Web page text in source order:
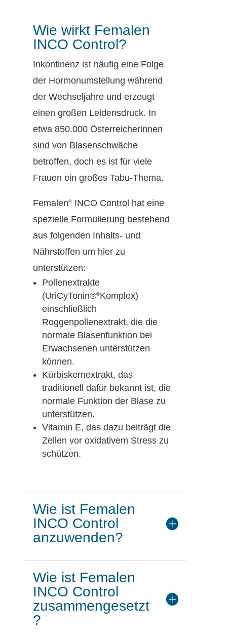
Wie wirkt Femalen
INCO Control?
Inkontinenz ist häufig eine Folge
der Hormonumstellung während
der Wechseljahre und erzeugt
einen großen Leidensdruck. In
etwa 850.000 Österreicherinnen
sind von Blasenschwäche
betroffen, doch es ist für viele
Frauen ein großes Tabu-Thema.
Femalen®INCO Control hat eine
spezielle Formulierung bestehend
aus folgenden Inhalts- und
Nährstoffen um hier zu
unterstützen:
Pollenextrakte
(UriCyTonin®®Komplex)
einschließlich
Roggenpollenextrakt, die die
normale Blasenfunktion bei
Erwachsenen unterstützen
können.
Kürbiskernextrakt, das
traditionell dafür bekannt ist, die
normale Funktion der Blase zu
unterstützen.
Vitamin E, das dazu beiträgt die
Zellen vor oxidativem Stress zu
schützen.
Wie ist Femalen
INCO Control
anzuwenden?
Wie ist Femalen
INCO Control
zusammengesetzt
?